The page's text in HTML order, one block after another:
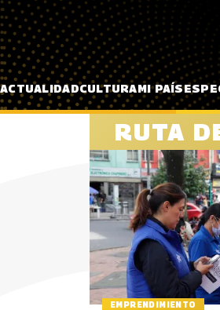
Pasar al contenido principal
ACTUALIDADCULTURAMI PAÍS
RUTA
EMPRENDIMIENTO